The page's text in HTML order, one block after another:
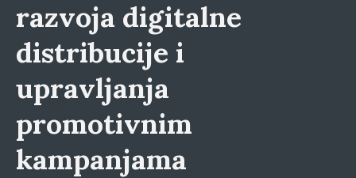
razvoja digitalne
distribucije i
upravljanja
promotivnim
kampanjama